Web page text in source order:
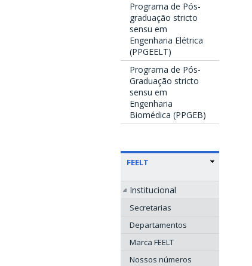
Programa de Pós-
graduação stricto
sensu em
Engenharia Elétrica
(PPGEELT)
Programa de Pós-
Graduação stricto
sensu em
Engenharia
Biomédica (PPGEB)
FEELT
Institucional
Secretarias
Departamentos
Marca FEELT
Nossos números